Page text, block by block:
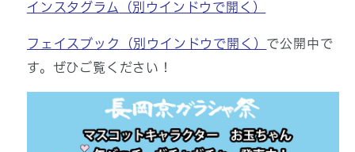
インスタグラム （別ウインドウで開く）
フェイスブック （別ウインドウで開く） で公開中で
す。ぜひご覧ください！